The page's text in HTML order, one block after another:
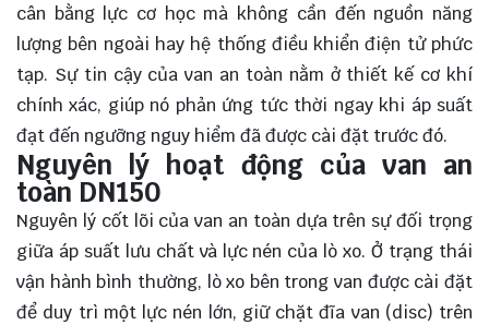
cân bằng lực cơ học mà không cần đến nguồn năng
lượng bên ngoài hay hệ thống điều khiển điện tử phức
tạp. Sự tin cậy của van an toàn nằm ở thiết kế cơ khí
chính xác, giúp nó phản ứng tức thời ngay khi áp suất
đạt đến ngưỡng nguy hiểm đã được cài đặt trước đó.
Nguyên lý hoạt động của van an
toàn DN150
Nguyên lý cốt lõi của van an toàn dựa trên sự đối trọng
giữa áp suất lưu chất và lực nén của lò xo. Ở trạng thái
vận hành bình thường, lò xo bên trong van được cài đặt
để duy trì một lực nén lớn, giữ chặt đĩa van (disc) trên